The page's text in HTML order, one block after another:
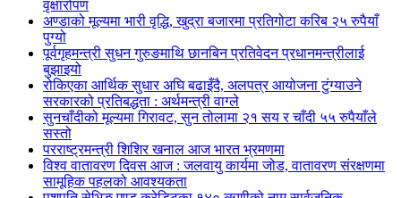
वृक्षारोपण
अण्डाको मूल्यमा भारी वृद्धि, खुद्रा बजारमा प्रतिगोटा करिब २५ रुपैयाँ
पुग्यो
पूर्वगृहमन्त्री सुधन गुरुङमाथि छानबिन प्रतिवेदन प्रधानमन्त्रीलाई
बुझाइयो
रोकिएका आर्थिक सुधार अघि बढाइँदै, अलपत्र आयोजना टुंग्याउने
सरकारको प्रतिबद्धता : अर्थमन्त्री वाग्ले
सुनचाँदीको मूल्यमा गिरावट, सुन तोलामा २१ सय र चाँदी ५५ रुपैयाँले
सस्तो
परराष्ट्रमन्त्री शिशिर खनाल आज भारत भ्रमणमा
विश्व वातावरण दिवस आज : जलवायु कार्यमा जोड, वातावरण संरक्षणमा
सामूहिक पहलको आवश्यकता